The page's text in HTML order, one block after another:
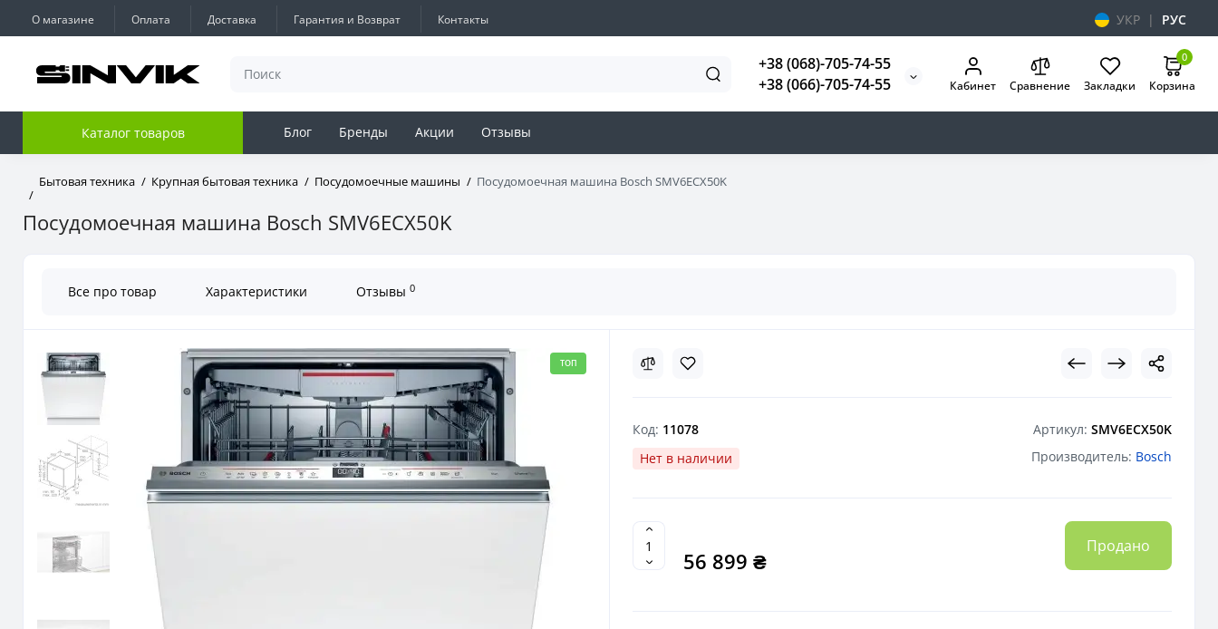
О магазине Оплата Доставка Гарантия и Возврат Контакты УКР | РУС
+38 (068)-705-74-55
+38 (066)-705-74-55
Кабинет Сравнение Закладки
0
Корзина
Каталог товаров Блог Бренды Акции Отзывы
Бытовая техника Крупная бытовая техника Посудомоечные машины Посудомоечная машина Bosch SMV6ECX50K
Посудомоечная машина Bosch SMV6ECX50K
Все про товар Характеристики Отзывы 0
ТОП
Код: 11078 Артикул: SMV6ECX50K
Производитель: Bosch
Нет в наличии
56 899 ₴
Продано